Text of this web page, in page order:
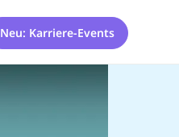
Neu: Karriere-Events